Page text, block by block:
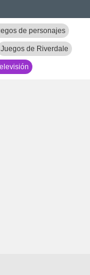
de personajes
Juegos de Riverdale